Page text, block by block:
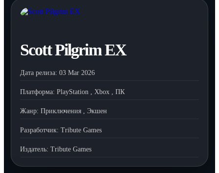
Scott Pilgrim EX
Дата релиза: 03 Mar 2026
Платформа: PlayStation , Xbox , ПК
Жанр: Приключения , Экшен
Разработчик: Tribute Games
Издатель: Tribute Games